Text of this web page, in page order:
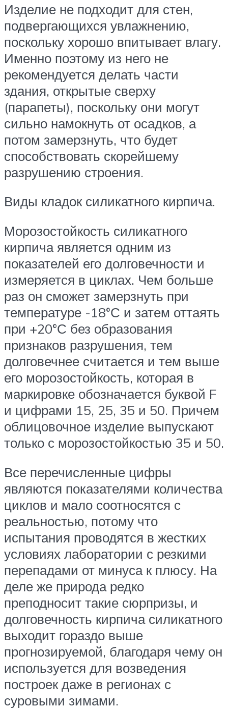
Изделие не подходит для стен,
подвергающихся увлажнению,
поскольку хорошо впитывает влагу.
Именно поэтому из него не
рекомендуется делать части
здания, открытые сверху
(парапеты), поскольку они могут
сильно намокнуть от осадков, а
потом замерзнуть, что будет
способствовать скорейшему
разрушению строения.
Виды кладок силикатного кирпича.
Морозостойкость силикатного
кирпича является одним из
показателей его долговечности и
измеряется в циклах. Чем больше
раз он сможет замерзнуть при
температуре -18°С и затем оттаять
при +20°С без образования
признаков разрушения, тем
долговечнее считается и тем выше
его морозостойкость, которая в
маркировке обозначается буквой F
и цифрами 15, 25, 35 и 50. Причем
облицовочное изделие выпускают
только с морозостойкостью 35 и 50.
Все перечисленные цифры
являются показателями количества
циклов и мало соотносятся с
реальностью, потому что
испытания проводятся в жестких
условиях лаборатории с резкими
перепадами от минуса к плюсу. На
деле же природа редко
преподносит такие сюрпризы, и
долговечность кирпича силикатного
выходит гораздо выше
прогнозируемой, благодаря чему он
используется для возведения
построек даже в регионах с
суровыми зимами.